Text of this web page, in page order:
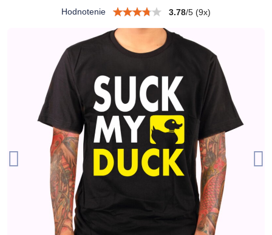
Hodnotenie 3.78/5 (9x)